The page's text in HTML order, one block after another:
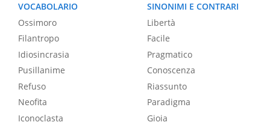
VOCABOLARIO
Ossimoro
Filantropo
Idiosincrasia
Pusillanime
Refuso
Neofita
Iconoclasta
SINONIMI E CONTRARI
Libertà
Facile
Pragmatico
Conoscenza
Riassunto
Paradigma
Gioia